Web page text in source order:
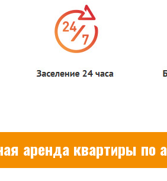
аренда квартиры по